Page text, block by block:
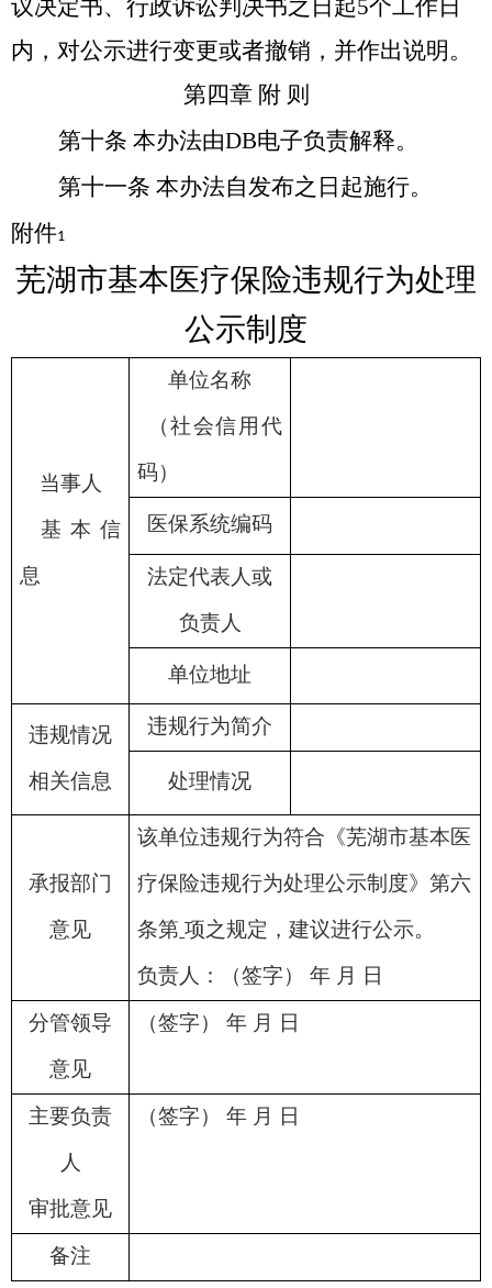
议决定书、行政诉讼判决书之日起5个工作日
内，对公示进行变更或者撤销，并作出说明。
第四章 附 则
第十条 本办法由DB电子负责解释。
第十一条 本办法自发布之日起施行。
附件1
芜湖市基本医疗保险违规行为处理
公示制度
当事人
基本信
息
单位名称
（社会信用代
码）
医保系统编码
法定代表人或
负责人
单位地址
违规情况
相关信息
违规行为简介
处理情况
承报部门
意见
该单位违规行为符合《芜湖市基本医
疗保险违规行为处理公示制度》第六
条第 项之规定，建议进行公示。
负责人：（签字） 年 月 日
分管领导
意见
（签字） 年 月 日
主要负责
人
审批意见
（签字） 年 月 日
备注